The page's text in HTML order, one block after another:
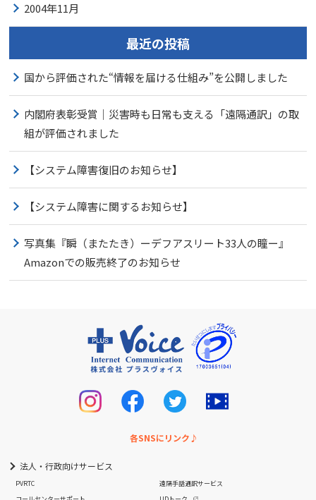
2004年11月
最近の投稿
国から評価された“情報を届ける仕組み”を公開しました
内閣府表彰受賞｜災害時も日常も支える「遠隔通訳」の取
組が評価されました
【システム障害復旧のお知らせ】
【システム障害に関するお知らせ】
写真集『瞬（またたき）ーデフアスリート33人の瞳ー』
Amazonでの販売終了のお知らせ
各SNSにリンク♪
法人・行政向けサービス
PVRTC
遠隔手話通訳サービス